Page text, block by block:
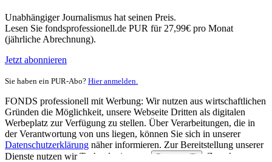
Unabhängiger Journalismus hat seinen Preis.
Lesen Sie fondsprofessionell.de PUR für 27,99€ pro Monat
(jährliche Abrechnung).
Jetzt abonnieren
Sie haben ein PUR-Abo? Hier anmelden.
FONDS professionell mit Werbung: Wir nutzen aus wirtschaftlichen
Gründen die Möglichkeit, unsere Webseite Dritten als digitalen
Werbeplatz zur Verfügung zu stellen. Über Verarbeitungen, die in
der Verantwortung von uns liegen, können Sie sich in unserer
Datenschutzerklärung näher informieren. Zur Bereitstellung unserer
Dienste nutzen wir Technologien von
Partnern (5)
. Zwecke: